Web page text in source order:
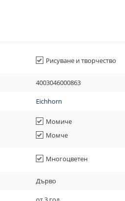
Рисуване и творчество
4003046000863
Eichhorn
Момиче
Момче
Многоцветен
Дърво